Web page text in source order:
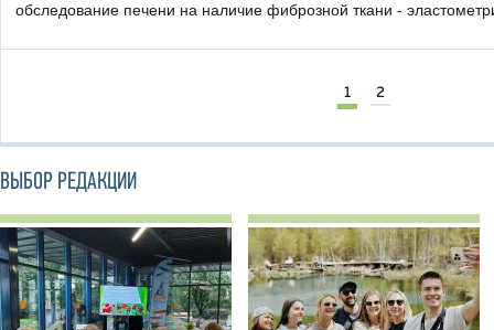
обследование печени на наличие фиброзной ткани -
1 2
ВЫБОР РЕДАКЦИИ